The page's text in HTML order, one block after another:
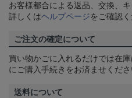
お客様都合による返品、交換、
詳しくはヘルプページをご確認く
ご注文の確定について
買い物かごに入れるだけでは在
にご購入手続きをお済ませくださ
送料について